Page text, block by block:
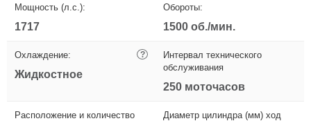
Мощность (л.с.):
1717
Обороты:
1500 об./мин.
Охлаждение: ?
Жидкостное
Интервал технического
обслуживания
250 моточасов
Расположение и количество
Диаметр цилиндра (мм) ход